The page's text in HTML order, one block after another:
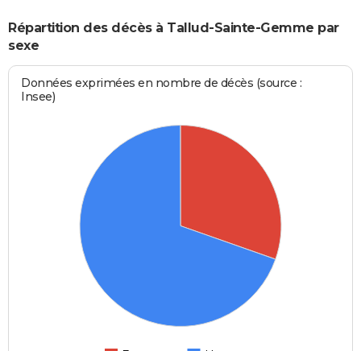
Répartition des décès à Tallud-Sainte-Gemme par
sexe
Données exprimées en nombre de décès (source :
Insee)